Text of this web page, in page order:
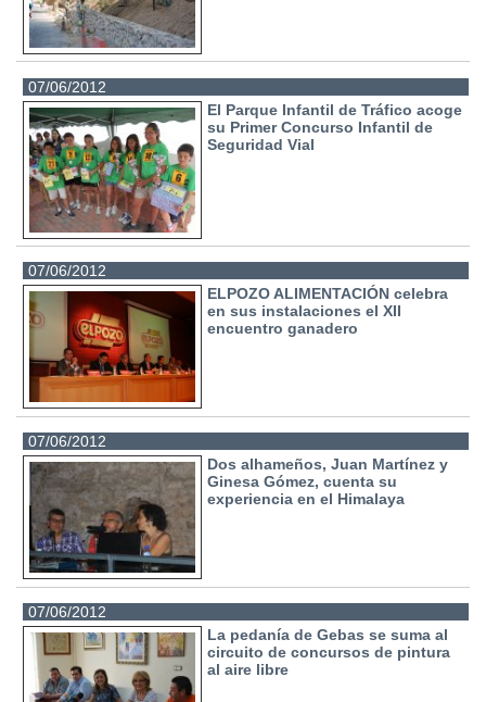
07/06/2012
El Parque Infantil de Tráfico acoge
su Primer Concurso Infantil de
Seguridad Vial
07/06/2012
ELPOZO ALIMENTACIÓN celebra
en sus instalaciones el XII
encuentro ganadero
07/06/2012
Dos alhameños, Juan Martínez y
Ginesa Gómez, cuenta su
experiencia en el Himalaya
07/06/2012
La pedanía de Gebas se suma al
circuito de concursos de pintura
al aire libre